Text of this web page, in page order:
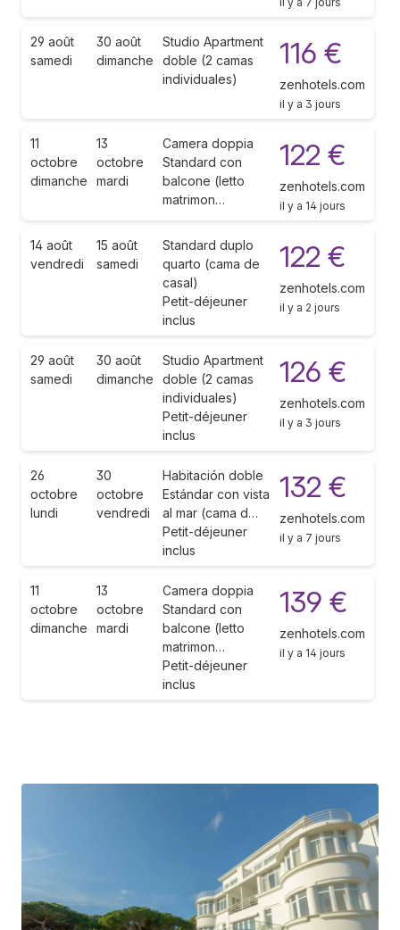
29 août
samedi
30 août
dimanche
Studio Apartment
doble (2 camas
individuales)
116 €
zenhotels.com
il y a 3 jours
11
octobre
dimanche
13
octobre
mardi
Camera doppia
Standard con
balcone (letto
matrimon…
122 €
zenhotels.com
il y a 14 jours
14 août
vendredi
15 août
samedi
Standard duplo
quarto (cama de
casal)
Petit-déjeuner
inclus
122 €
zenhotels.com
il y a 2 jours
29 août
samedi
30 août
dimanche
Studio Apartment
doble (2 camas
individuales)
Petit-déjeuner
inclus
126 €
zenhotels.com
il y a 3 jours
26
octobre
lundi
30
octobre
vendredi
Habitación doble
Estándar con vista
al mar (cama d…
Petit-déjeuner
inclus
132 €
zenhotels.com
il y a 7 jours
11
octobre
dimanche
13
octobre
mardi
Camera doppia
Standard con
balcone (letto
matrimon…
Petit-déjeuner
inclus
139 €
zenhotels.com
il y a 14 jours